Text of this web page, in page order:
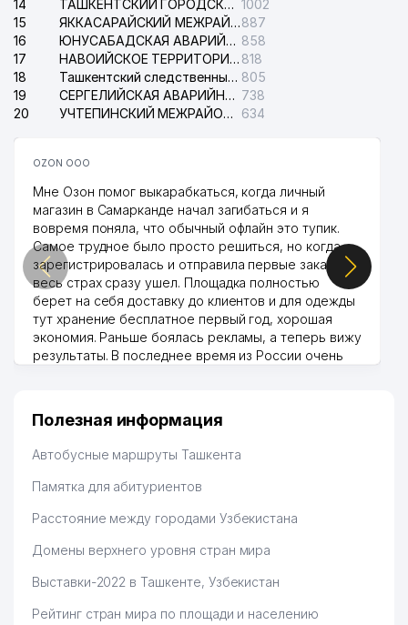
14
ТАШКЕНТСКИЙ ГОРОДСКОЙ СУД ПО ГРАЖДАНСКИМ ДЕЛАМ 1002
15
ЯККАСАРАЙСКИЙ МЕЖРАЙОННЫЙ СУД ПО ГРАЖДАНСКИМ ДЕЛАМ887
16
ЮНУСАБАДСКАЯ АВАРИЙНАЯ СЛУЖБА ЭЛЕКТРОСЕТИ 858
17
НАВОИЙСКОЕ ТЕРРИТОРИАЛЬНОЕ ПРЕДПРИЯТИЕ ЭЛЕКТРОСЕТИ АО 818
18
Ташкентский следственный изолятор 805
19
СЕРГЕЛИЙСКАЯ АВАРИЙНАЯ СЛУЖБА ЭЛЕКТРОСЕТИ 738
20
УЧТЕПИНСКИЙ МЕЖРАЙОННЫЙ СУД ПО ГРАЖДАНСКИМ ДЕЛАМ 634
OZON ООО
Мне Озон помог выкарабкаться, когда личный
магазин в Самарканде начал загибаться и я
вовремя поняла, что обычный офлайн это тупик.
Самое трудное было просто решиться, но когда
зарегистрировалась и отправила первые заказы,
весь страх сразу ушел. Площадка полностью
берет на себя доставку до клиентов и для одежды
тут хранение бесплатное первый год, хорошая
экономия. Раньше боялась рекламы, а теперь вижу
результаты. В последнее время из России очень
Hamida 03.08.2026 12:45:39
Полезная информация
Автобусные маршруты Ташкента
Памятка для абитуриентов
Расстояние между городами Узбекистана
Домены верхнего уровня стран мира
Выставки-2022 в Ташкенте, Узбекистан
Рейтинг стран мира по площади и населению